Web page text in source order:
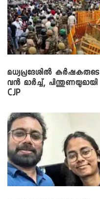
മധ്യപ്രദേശിൽ കർഷകരുടെ
വൻ മാർച്ച്, പിന്തുണയുമായി
CJP